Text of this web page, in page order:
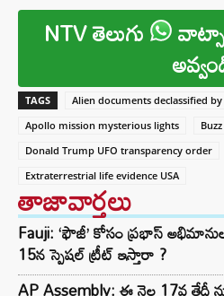
NTV తెలుగు
TAGS
Alien documents declassified by
Apollo mission mysterious lights
Donald Trump UFO transparency order
Extraterrestrial life evidence USA
తాజావార్తలు
Fauji: ‘ఫౌజీ’ కోసం ప్రభాస్ అభిమానుల
15న స్పెషల్ ట్రీట్ ఇస్తారా ?